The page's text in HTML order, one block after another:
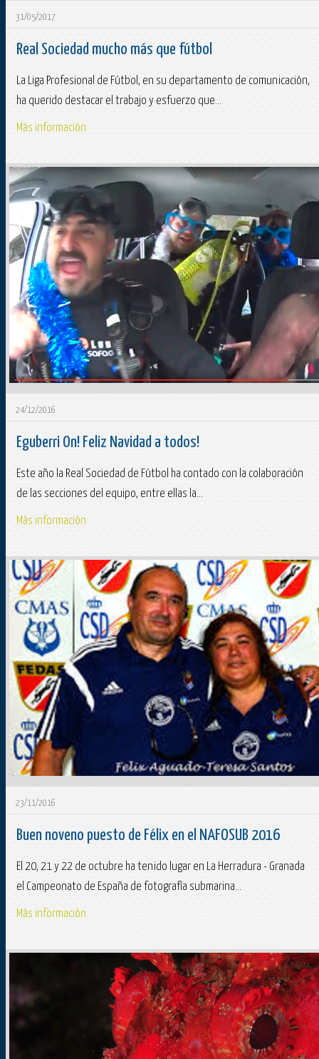
31/05/2017
Real Sociedad mucho más que fútbol
La Liga Profesional de Fútbol, en su departamento de comunicación,
ha querido destacar el trabajo y esfuerzo que...
Más información
24/12/2016
Eguberri On! Feliz Navidad a todos!
Este año la Real Sociedad de Fútbol ha contado con la colaboración
de las secciones del equipo, entre ellas la...
Más información
23/11/2016
Buen noveno puesto de Félix en el NAFOSUB 2016
El 20, 21 y 22 de octubre ha tenido lugar en La Herradura - Granada
el Campeonato de España de fotografía submarina...
Más información